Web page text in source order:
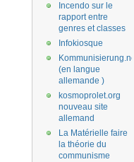
Incendo sur le
rapport entre
genres et classes
Infokiosque
Kommunisierung.net
(en langue
allemande )
kosmoprolet.org
nouveau site
allemand
La Matérielle faire
la théorie du
communisme